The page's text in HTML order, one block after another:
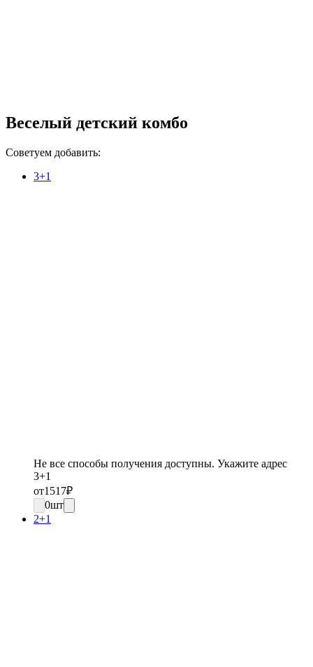
Веселый детский комбо
Советуем добавить:
3+1
Не все способы получения доступны. Укажите адрес
3+1
от1517₽
0шт
2+1